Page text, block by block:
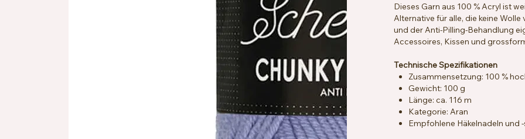
Dieses Garn aus 100 % Acryl ist
Alternative für alle, die keine
und der Anti-Pilling-Behandlung
Accessoires, Kissen und
Technische Spezifikationen
Zusammensetzung: 100 %
Gewicht: 100 g
Länge: ca. 116 m
Kategorie: Aran
Empfohlene Häkelnadeln und